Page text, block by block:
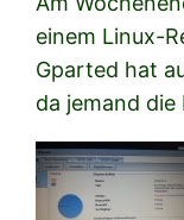
einem Linux-
Gparted hat
da jemand die